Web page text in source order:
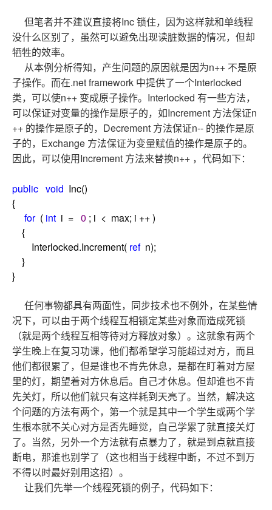
但笔者并不建议直接将Inc 锁住，因为这样就和单线程
没什么区别了，虽然可以避免出现读脏数据的情况，但却
牺牲的效率。
从本例分析得知，产生问题的原因就是因为n++ 不是原
子操作。而在.net framework 中提供了一个Interlocked
类，可以使n++ 变成原子操作。 Interlocked 有一些方法，
可以保证对变量的操作是原子的，如Increment 方法保证n
++ 的操作是原子的， Decrement 方法保证n-- 的操作是原
子的， Exchange 方法保证为变量赋值的操作是原子的。
因此，可以使用 Increment 方法来替换n++ ，代码如下：
public void Inc()
{
for ( int i = 0 ; i < max; i ++)
{
Interlocked.Increment( ref n);
}
}
任何事物都具有两面性，同步技术也不例外，在某些情
况下，可以由于两个线程互相锁定某些对象而造成死锁
（就是两个线程互相等待对方释放对象）。这就象有两个
学生晚上在复习功课，他们都希望学习能超过对方，而且
他们都很累了，但是谁也不肯先休息，是都在盯着对方屋
里的灯，期望着对方休息后。自己才休息。但却谁也不肯
先关灯，所以他们就只有这样耗到天亮了。当然，解决这
个问题的方法有两个，第一个就是其中一个学生或两个学
生根本就不关心对方是否先睡觉，自己学累了就直接关灯
了。当然，另外一个方法就有点暴力了，就是到点就直接
断电，那谁也别学了（这也相当于线程中断，不过不到万
不得以时最好别用这招）。
让我们先举一个线程死锁的例子，代码如下：